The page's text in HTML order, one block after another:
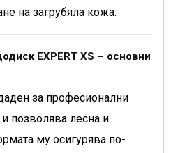
на загрубяла кожа.
EXPERT XS – основни
за професионални
позволява лесна и
му осигурява по-